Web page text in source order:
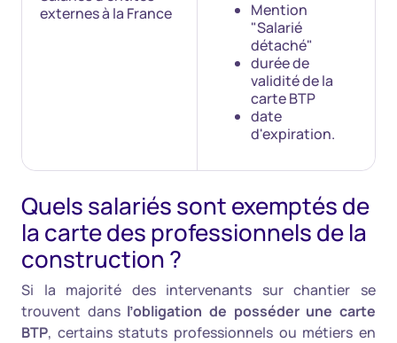
externes à la France
Mention
"Salarié
détaché"
durée de
validité de la
carte BTP
date
d'expiration.
Quels salariés sont exemptés de
la carte des professionnels de la
construction ?
Si la majorité des intervenants sur chantier se
trouvent dans l’obligation de posséder une carte
BTP, certains statuts professionnels ou métiers en